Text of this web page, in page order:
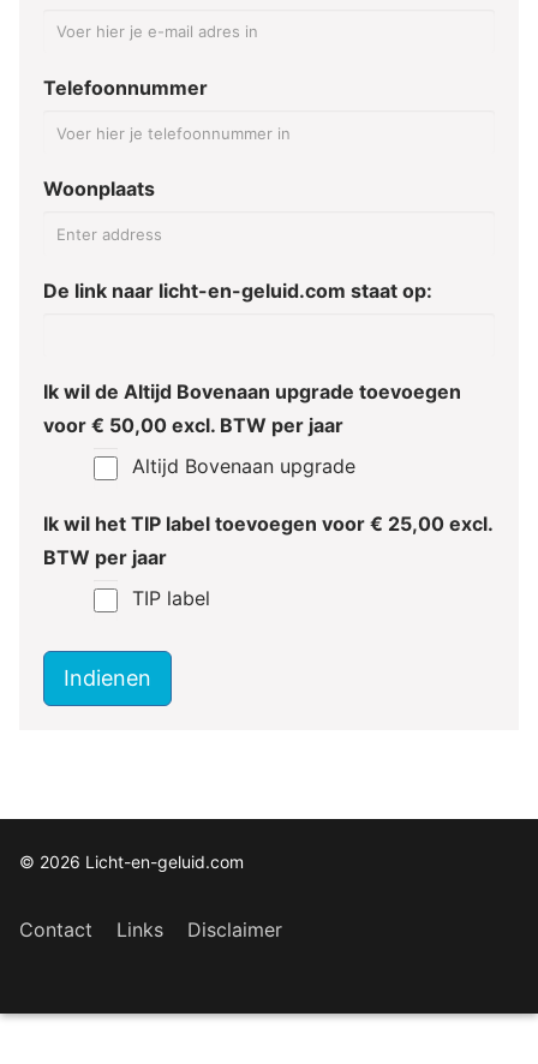
Telefoonnummer
Woonplaats
De link naar licht-en-geluid.com staat op:
Ik wil de Altijd Bovenaan upgrade toevoegen
voor € 50,00 excl. BTW per jaar
Altijd Bovenaan upgrade
Ik wil het TIP label toevoegen voor € 25,00 excl.
BTW per jaar
TIP label
© 2026 Licht-en-geluid.com
Contact Links Disclaimer